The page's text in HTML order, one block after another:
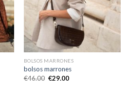
BOLSOS MARRONES
bolsos marrones
€46.00 €29.00